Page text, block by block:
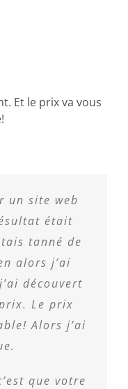
Et le prix va vous
un site web
était
tanné de
alors j’ai
découvert
Le prix
Alors j’ai
que votre